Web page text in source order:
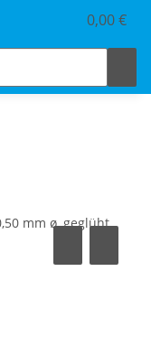
0,00 €